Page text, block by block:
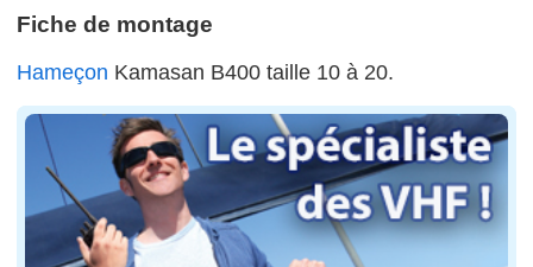
Fiche de montage
Hameçon Kamasan B400 taille 10 à 20.